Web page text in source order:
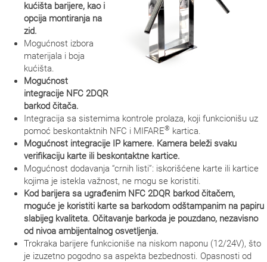
kućišta barijere, kao i
opcija montiranja na
zid.
Mogućnost izbora
materijala i boja
kućišta.
Mogućnost
integracije NFC 2DQR
barkod čitača.
Integracija sa sistemima kontrole prolaza, koji funkcionišu uz
pomoć beskontaktnih NFC i MIFARE® kartica.
Mogućnost integracije IP kamere. Kamera beleži svaku
verifikaciju karte ili beskontaktne kartice.
Mogućnost dodavanja “crnih listi”: iskorišćene karte ili kartice
kojima je istekla važnost, ne mogu se koristiti.
Kod barijera sa ugrađenim NFC 2DQR barkod čitačem,
moguće je koristiti karte sa barkodom odštampanim na papiru
slabijeg kvaliteta. Očitavanje barkoda je pouzdano, nezavisno
od nivoa ambijentalnog osvetljenja.
Trokraka barijere funkcioniše na niskom naponu (12/24V), što
je izuzetno pogodno sa aspekta bezbednosti. Opasnosti od